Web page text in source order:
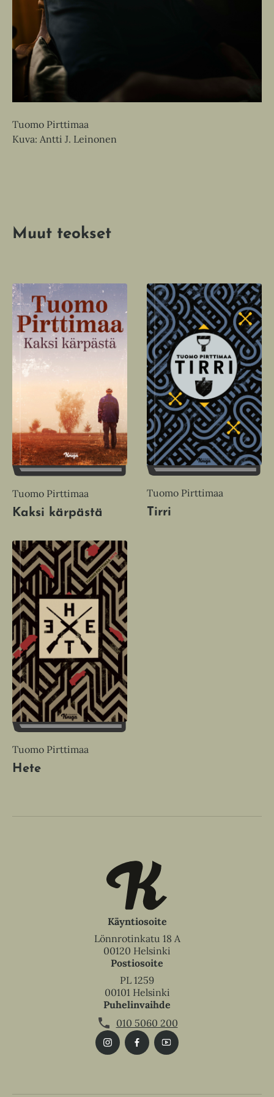
Tuomo Pirttimaa
Kuva: Antti J. Leinonen
Muut teokset
Tuomo Pirttimaa
Kaksi kärpästä
Tuomo Pirttimaa
Tirri
Tuomo Pirttimaa
Hete
Käyntiosoite
Lönnrotinkatu 18 A
00120 Helsinki
Postiosoite
PL 1259
00101 Helsinki
Puhelinvaihde
010 5060 200